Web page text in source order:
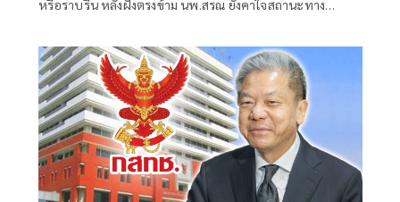
หรือราบรื่น หลังฝั่งตรงข้าม นพ.สรณ ยังคาใจสถานะทาง